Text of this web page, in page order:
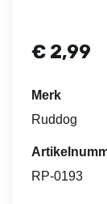
€ 2,99
Merk
Ruddog
RP-0193